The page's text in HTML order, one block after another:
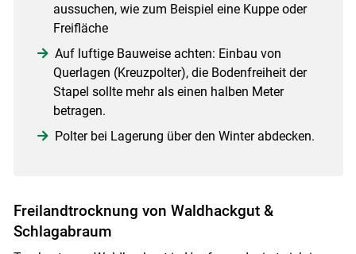
aussuchen, wie zum Beispiel eine Kuppe oder
Freifläche
Auf luftige Bauweise achten: Einbau von
Querlagen (Kreuzpolter), die Bodenfreiheit der
Stapel sollte mehr als einen halben Meter
betragen.
Polter bei Lagerung über den Winter abdecken.
Freilandtrocknung von Waldhackgut &
Schlagabraum